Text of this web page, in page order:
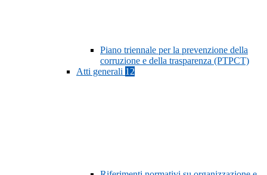
Piano triennale per la prevenzione della
corruzione e della trasparenza (PTPCT)
Atti generali 12